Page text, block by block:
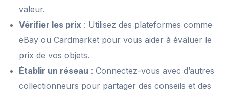
valeur.
Vérifier les prix : Utilisez des plateformes comme
eBay ou Cardmarket pour vous aider à évaluer le
prix de vos objets.
Établir un réseau : Connectez-vous avec d’autres
collectionneurs pour partager des conseils et des